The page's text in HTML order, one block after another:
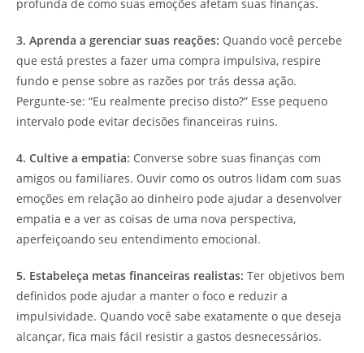
profunda de como suas emoções afetam suas finanças.
3. Aprenda a gerenciar suas reações: Quando você percebe
que está prestes a fazer uma compra impulsiva, respire
fundo e pense sobre as razões por trás dessa ação.
Pergunte-se: “Eu realmente preciso disto?” Esse pequeno
intervalo pode evitar decisões financeiras ruins.
4. Cultive a empatia: Converse sobre suas finanças com
amigos ou familiares. Ouvir como os outros lidam com suas
emoções em relação ao dinheiro pode ajudar a desenvolver
empatia e a ver as coisas de uma nova perspectiva,
aperfeiçoando seu entendimento emocional.
5. Estabeleça metas financeiras realistas: Ter objetivos bem
definidos pode ajudar a manter o foco e reduzir a
impulsividade. Quando você sabe exatamente o que deseja
alcançar, fica mais fácil resistir a gastos desnecessários.